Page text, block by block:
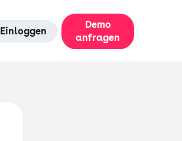
Einloggen
Demo
anfragen